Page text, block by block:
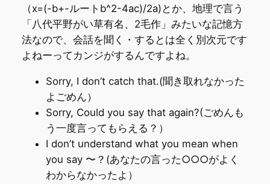
（x=(-b+-ルートb^2-4ac)/2a)とか、地理で言う
「八代平野がい草有名、2毛作」みたいな記憶方
法なので、会話を聞く・するとは全く別次元です
よねーってカンジがするんですよね。
Sorry, I don’t catch that.(聞き取れなかった
よごめん）
Sorry, Could you say that again?(ごめんも
う一度言ってもらえる？）
I don’t understand what you mean when
you say 〜？(あなたの言った○○○がよく
わからなかったよ）